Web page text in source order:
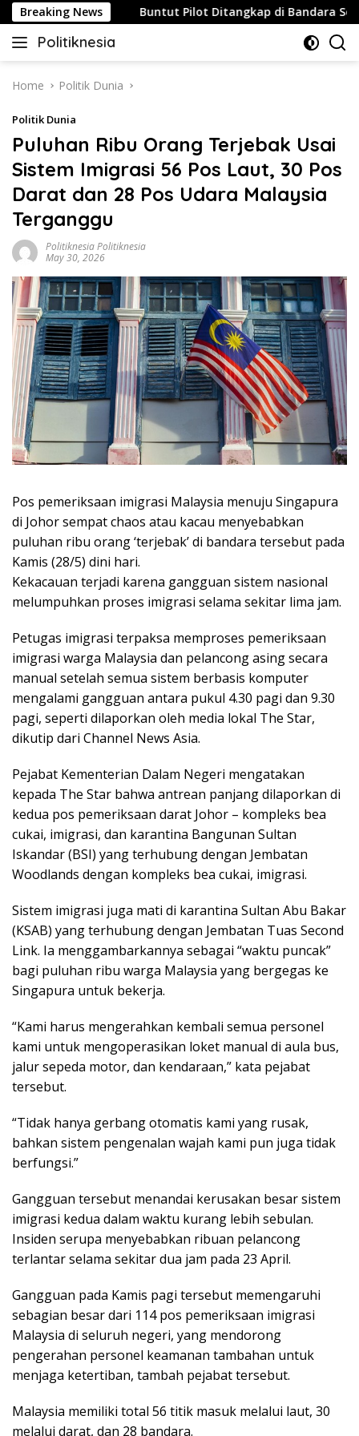
Skip
to
content
Breaking News
Strategis Buntut Pilot Ditangkap di Bandara Soetta,
Politiknesia
Politiknesia.com
Home Politik Dunia
Politik Dunia
Puluhan Ribu Orang Terjebak Usai
Sistem Imigrasi 56 Pos Laut, 30 Pos
Darat dan 28 Pos Udara Malaysia
Terganggu
Politiknesia Politiknesia
May 30, 2026
Pos pemeriksaan imigrasi Malaysia menuju Singapura
di Johor sempat chaos atau kacau menyebabkan
puluhan ribu orang ‘terjebak’ di bandara tersebut pada
Kamis (28/5) dini hari.
Kekacauan terjadi karena gangguan sistem nasional
melumpuhkan proses imigrasi selama sekitar lima jam.
Petugas imigrasi terpaksa memproses pemeriksaan
imigrasi warga Malaysia dan pelancong asing secara
manual setelah semua sistem berbasis komputer
mengalami gangguan antara pukul 4.30 pagi dan 9.30
pagi, seperti dilaporkan oleh media lokal The Star,
dikutip dari Channel News Asia.
Pejabat Kementerian Dalam Negeri mengatakan
kepada The Star bahwa antrean panjang dilaporkan di
kedua pos pemeriksaan darat Johor – kompleks bea
cukai, imigrasi, dan karantina Bangunan Sultan
Iskandar (BSI) yang terhubung dengan Jembatan
Woodlands dengan kompleks bea cukai, imigrasi.
Sistem imigrasi juga mati di karantina Sultan Abu Bakar
(KSAB) yang terhubung dengan Jembatan Tuas Second
Link. Ia menggambarkannya sebagai “waktu puncak”
bagi puluhan ribu warga Malaysia yang bergegas ke
Singapura untuk bekerja.
“Kami harus mengerahkan kembali semua personel
kami untuk mengoperasikan loket manual di aula bus,
jalur sepeda motor, dan kendaraan,” kata pejabat
tersebut.
“Tidak hanya gerbang otomatis kami yang rusak,
bahkan sistem pengenalan wajah kami pun juga tidak
berfungsi.”
Gangguan tersebut menandai kerusakan besar sistem
imigrasi kedua dalam waktu kurang lebih sebulan.
Insiden serupa menyebabkan ribuan pelancong
terlantar selama sekitar dua jam pada 23 April.
Gangguan pada Kamis pagi tersebut memengaruhi
sebagian besar dari 114 pos pemeriksaan imigrasi
Malaysia di seluruh negeri, yang mendorong
pengerahan personel keamanan tambahan untuk
menjaga ketertiban, tambah pejabat tersebut.
Malaysia memiliki total 56 titik masuk melalui laut, 30
melalui darat, dan 28 bandara.